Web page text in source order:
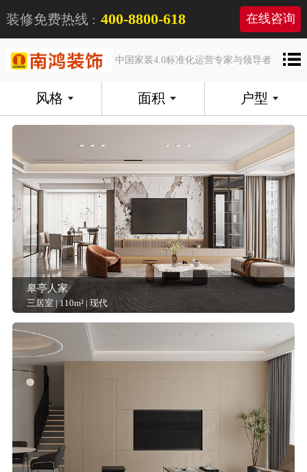
装修免费热线 : 400-8800-618 在线咨询
中国家装4.0标准化运营专家与领导者
风格 面积 户型
皋亭人家
三居室 | 110m² | 现代